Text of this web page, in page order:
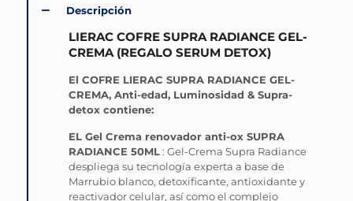
Descripción
LIERAC COFRE SUPRA RADIANCE GEL-
CREMA (REGALO SERUM DETOX)
El COFRE LIERAC SUPRA RADIANCE GEL-
CREMA, Anti-edad, Luminosidad & Supra-
detox contiene:
EL Gel Crema renovador anti-ox SUPRA
RADIANCE 50ML: Gel-Crema Supra Radiance
despliega su tecnología experta a base de
Marrubio blanco, detoxificante, antioxidante y
reactivador celular, así como el complejo